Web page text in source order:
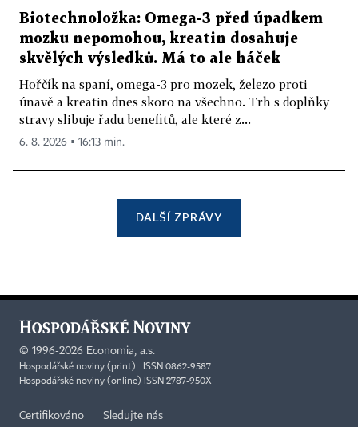
Biotechnoložka: Omega-3 před úpadkem
mozku nepomohou, kreatin dosahuje
skvělých výsledků. Má to ale háček
Hořčík na spaní, omega-3 pro mozek, železo proti
únavě a kreatin dnes skoro na všechno. Trh s doplňky
stravy slibuje řadu benefitů, ale které z...
6. 8. 2026 ▪ 16:13 min.
DALŠÍ ZPRÁVY
© 1996-2026 Economia, a.s.
Hospodářské noviny (print) ISSN 0862-9587
Hospodářské noviny (online) ISSN 2787-950X
Certifikováno Sledujte nás